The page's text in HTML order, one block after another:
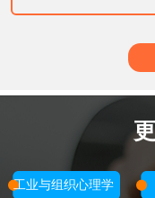
工业与组织心理学